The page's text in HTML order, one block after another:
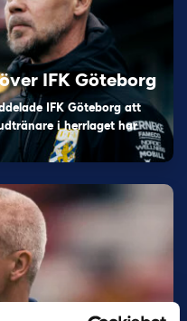
IFK Göteborg
IFK Göteborg att
i herrlaget har